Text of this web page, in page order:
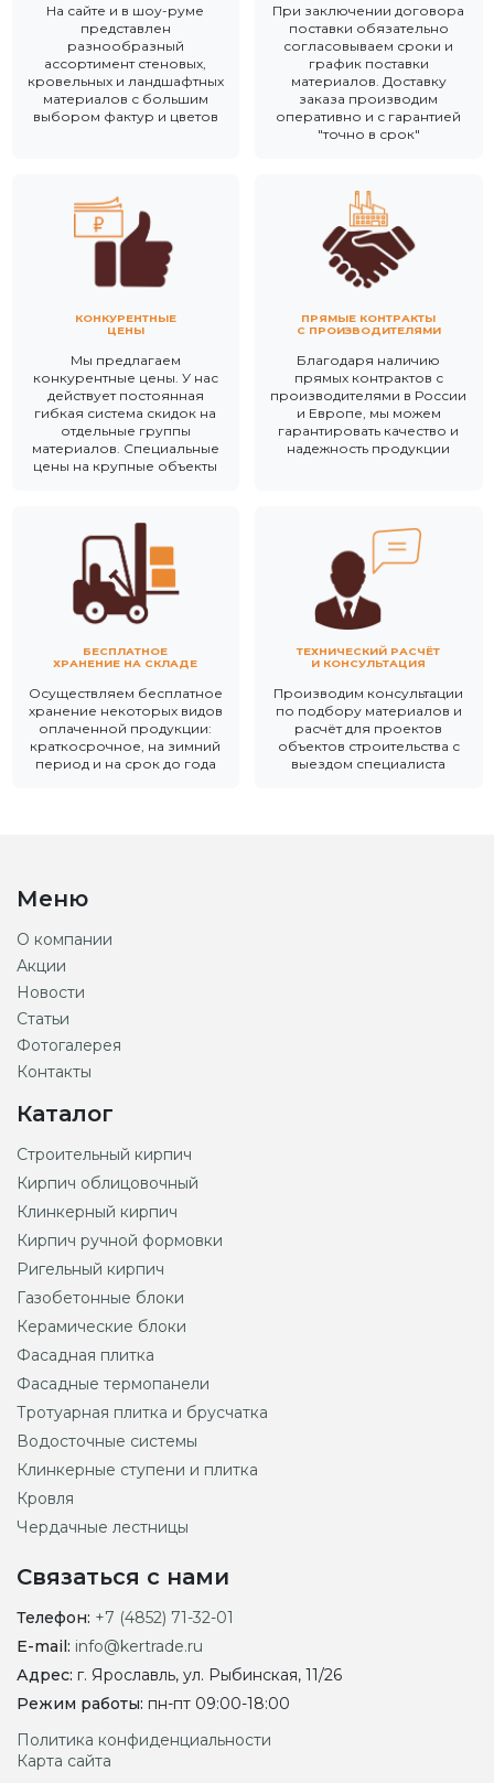
На сайте и в шоу-руме
представлен
разнообразный
ассортимент стеновых,
кровельных и ландшафтных
материалов с большим
выбором фактур и цветов
При заключении договора
поставки обязательно
согласовываем сроки и
график поставки
материалов. Доставку
заказа производим
оперативно и с гарантией
"точно в срок"
КОНКУРЕНТНЫЕ
ЦЕНЫ
Мы предлагаем
конкурентные цены. У нас
действует постоянная
гибкая система скидок на
отдельные группы
материалов. Специальные
цены на крупные объекты
ПРЯМЫЕ КОНТРАКТЫ
С ПРОИЗВОДИТЕЛЯМИ
Благодаря наличию
прямых контрактов с
производителями в России
и Европе, мы можем
гарантировать качество и
надежность продукции
БЕСПЛАТНОЕ
ХРАНЕНИЕ НА СКЛАДЕ
Осуществляем бесплатное
хранение некоторых видов
оплаченной продукции:
краткосрочное, на зимний
период и на срок до года
ТЕХНИЧЕСКИЙ РАСЧЁТ
И КОНСУЛЬТАЦИЯ
Производим консультации
по подбору материалов и
расчёт для проектов
объектов строительства с
выездом специалиста
Меню
О компании
Акции
Новости
Статьи
Фотогалерея
Контакты
Каталог
Строительный кирпич
Кирпич облицовочный
Клинкерный кирпич
Кирпич ручной формовки
Ригельный кирпич
Газобетонные блоки
Керамические блоки
Фасадная плитка
Фасадные термопанели
Тротуарная плитка и брусчатка
Водосточные системы
Клинкерные ступени и плитка
Кровля
Чердачные лестницы
Связаться с нами
Телефон: +7 (4852) 71-32-01
E-mail: info@kertrade.ru
Адрес: г. Ярославль, ул. Рыбинская, 11/26
Режим работы: пн-пт 09:00-18:00
Политика конфиденциальности
Карта сайта